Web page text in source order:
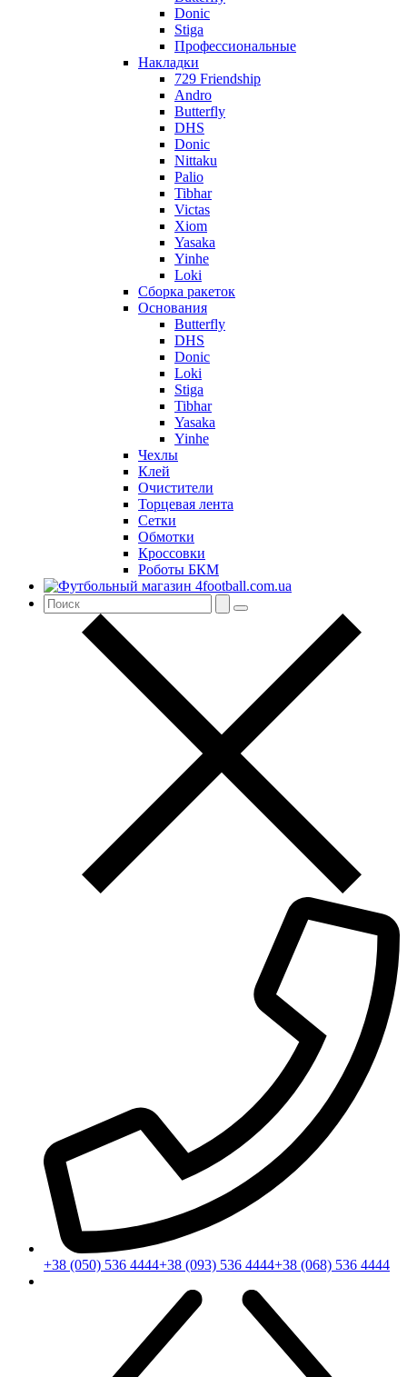
Donic
Stiga
Профессиональные
Накладки
729 Friendship
Andro
Butterfly
DHS
Donic
Nittaku
Palio
Tibhar
Victas
Xiom
Yasaka
Yinhe
Loki
Сборка ракеток
Основания
Butterfly
DHS
Donic
Loki
Stiga
Tibhar
Yasaka
Yinhe
Чехлы
Клей
Очистители
Торцевая лента
Сетки
Обмотки
Кроссовки
Роботы БКМ
+38 (050) 536 4444+38 (093) 536 4444+38 (068) 536 4444